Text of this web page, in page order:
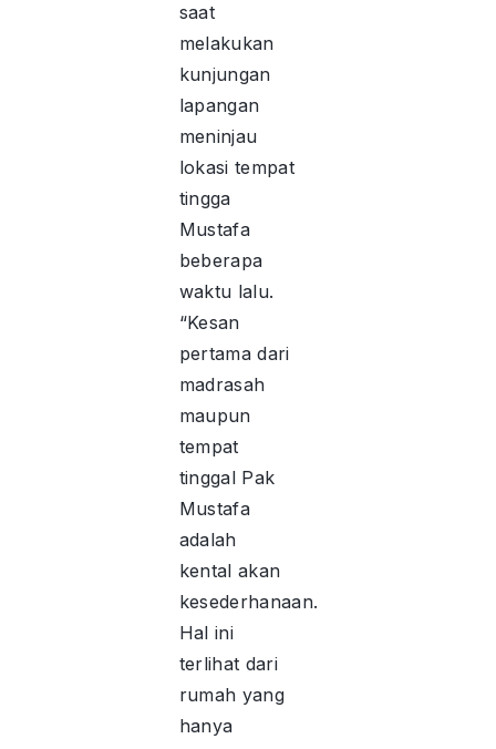
saat
melakukan
kunjungan
lapangan
meninjau
lokasi tempat
tingga
Mustafa
beberapa
waktu lalu.
“Kesan
pertama dari
madrasah
maupun
tempat
tinggal Pak
Mustafa
adalah
kental akan
kesederhanaan.
Hal ini
terlihat dari
rumah yang
hanya